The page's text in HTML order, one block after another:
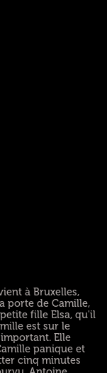
à Bruxelles,
porte de Camille,
fille Elsa, qu'il
est sur le
Elle
panique et
cinq minutes